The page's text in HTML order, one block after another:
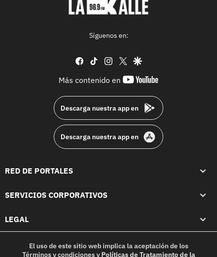
Síguenos en:
facebook
tiktok instagram
twittergoogle
Más contenido en
youtube-
Descarga nuestra app en
Descarga nuestra app en
RED DE PORTALES
SERVICIOS CORPORATIVOS
LEGAL
El uso de este sitio web implica la aceptación de los
Términos y condicionesy Políticas de Tratamiento de la